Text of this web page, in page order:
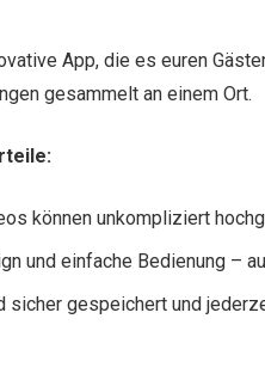
App, die es euren
gesammelt an einem Ort.
können unkompliziert
und einfache Bedienung –
sicher gespeichert und